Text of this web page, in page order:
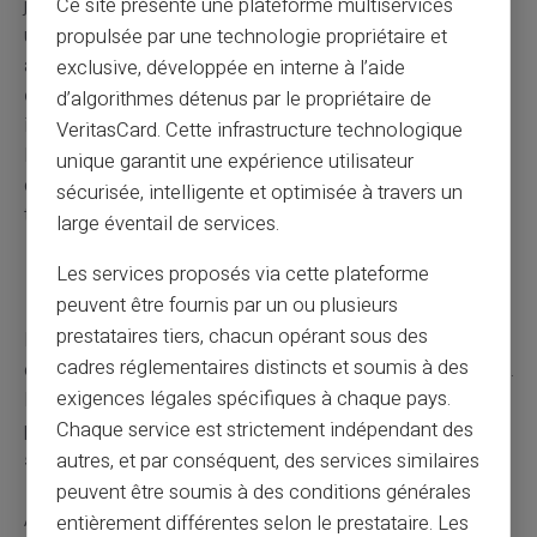
justificative attestant que l'enfant est bien inscrit dans
une université ou école à l'étranger et qu'il suit
assidûment sa formation. N'oubliez pas defournir ces
documentsdans les temps impartis pour prévenir toute
interruption du versement des allocations familiales.
N'oubliez pas de contacter la CAF pour obtenir la liste
complète des documents requis et les modalités de
transmission.
Rupture de contrat d'apprentissage
La rupture d'un contrat d'apprentissage peut avoir des
conséquences sur le maintien des allocations familiales.
En effet, si l'enfant n'est plus en formation il risque de ne
plus être reconnu comme tel — ce qui peutentraîner la
suspension du versementdes allocations.
Après la rupture d'un contrat d'apprentissage, il existe un
Ce site présente une plateforme multiservices
propulsée par une technologie propriétaire et
exclusive, développée en interne à l’aide
d’algorithmes détenus par le propriétaire de
VeritasCard. Cette infrastructure technologique
unique garantit une expérience utilisateur
sécurisée, intelligente et optimisée à travers un
large éventail de services.
Les services proposés via cette plateforme
peuvent être fournis par un ou plusieurs
prestataires tiers, chacun opérant sous des
cadres réglementaires distincts et soumis à des
exigences légales spécifiques à chaque pays.
Chaque service est strictement indépendant des
autres, et par conséquent, des services similaires
peuvent être soumis à des conditions générales
entièrement différentes selon le prestataire. Les